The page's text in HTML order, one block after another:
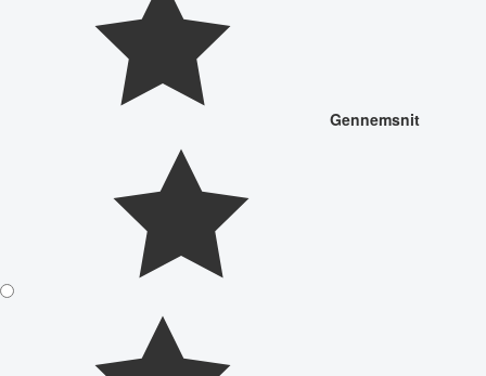
Gennemsnit